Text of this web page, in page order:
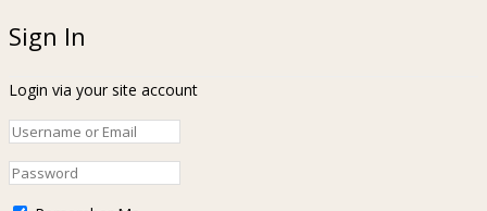
Sign In
Login via your site account